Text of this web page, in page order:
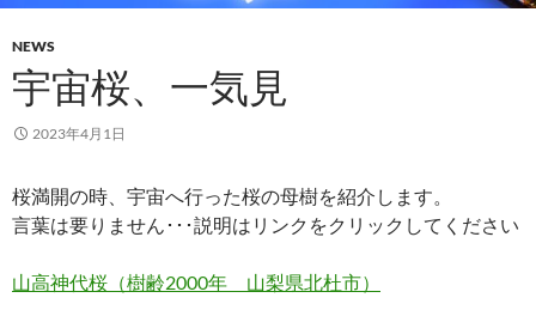
NEWS
宇宙桜、一気見
2023年4月1日
桜満開の時、宇宙へ行った桜の母樹を紹介します。
言葉は要りません･･･説明はリンクをクリックしてください
山高神代桜（樹齢2000年 山梨県北杜市）